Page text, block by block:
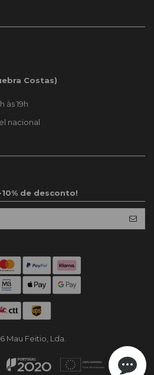
Costas)
às 19h
nacional
de desconto!
Mau Feitio, Lda.